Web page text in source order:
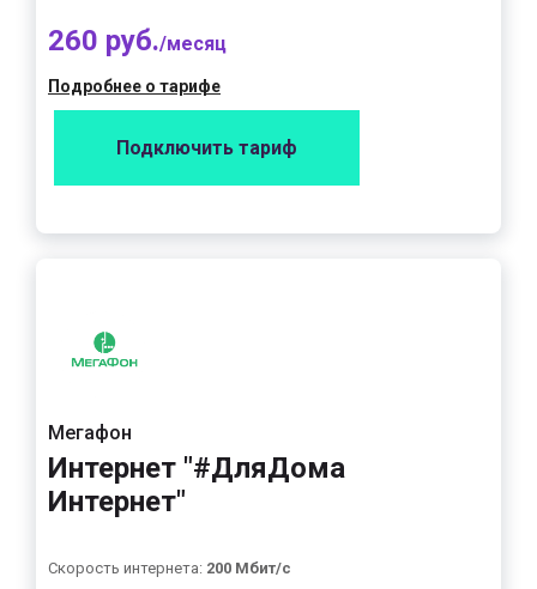
260 руб./месяц
Подробнее о тарифе
Подключить тариф
Мегафон
Интернет "#ДляДома
Интернет"
Скорость интернета: 200 Мбит/с